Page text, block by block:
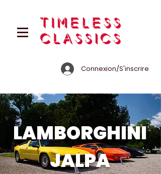
Connexion/S'inscrire
LAMBORGHINI
JALPA